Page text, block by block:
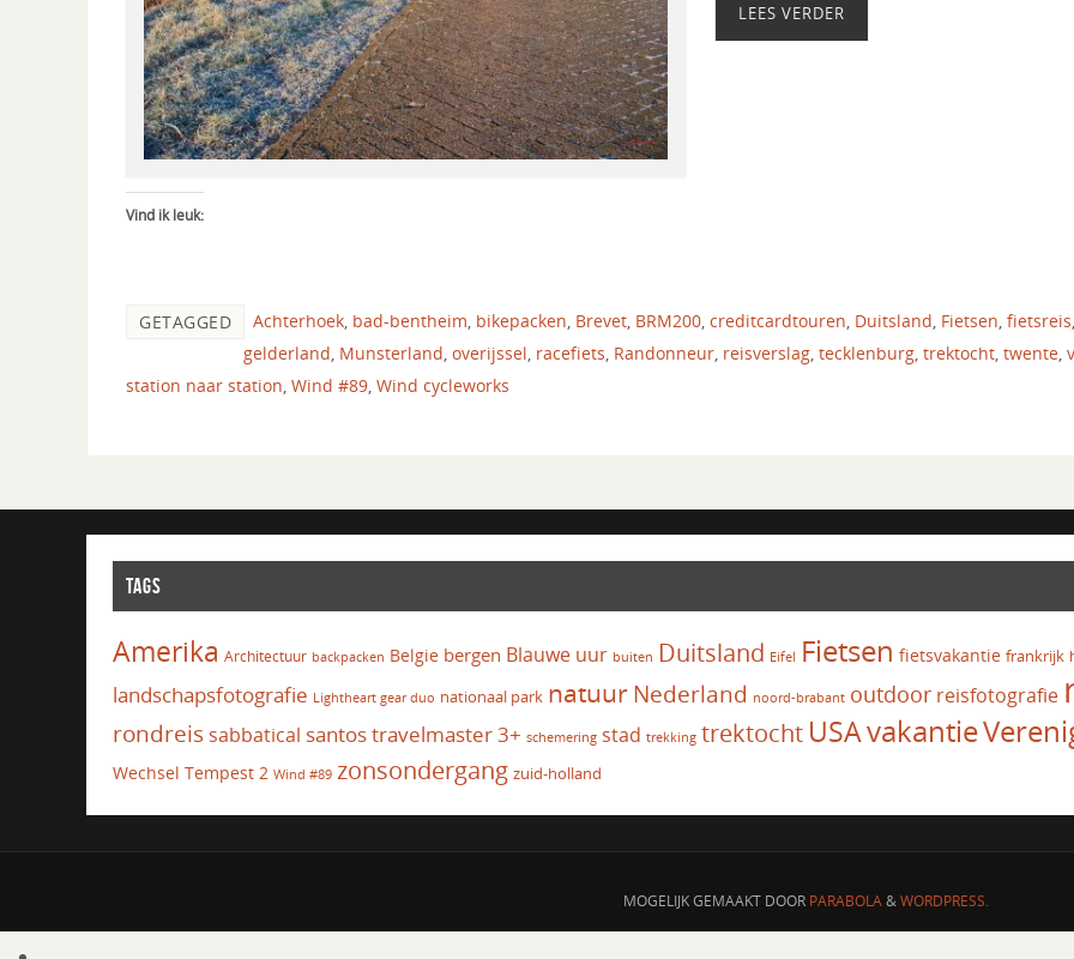
LEES VERDER
Vind ik leuk:
GETAGGED Achterhoek bad-bentheim bikepacken Brevet BRM200 creditcardtouren Duitsland Fietsen fietsreis
gelderland Munsterland overijssel racefiets Randonneur reisverslag tecklenburg trektocht twente
station naar station Wind #89 Wind cycleworks
TAGS
Amerika Architectuur backpacken Belgie bergen Blauwe uur buiten Duitsland Eifel Fietsen fietsvakantie frankrijk
landschapsfotografie Lightheart gear duo nationaal park natuur Nederland noord-brabant outdoor reisfotografie
rondreis sabbatical santos travelmaster 3+ schemering stad trekking trektocht USAvakantie
Wechsel Tempest 2 Wind #89 zonsondergang zuid-holland
MOGELIJK GEMAAKT DOOR PARABOLA&WORDPRESS.